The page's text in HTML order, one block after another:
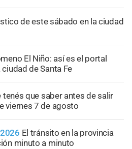
de este sábado en la ciudad
El Niño: así es el portal
de Santa Fe
tenés que saber antes de salir
viernes 7 de agosto
El tránsito en la provincia
minuto a minuto